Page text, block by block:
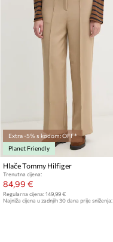
Extra -5% s kodom: OFF*
Planet Friendly
Hlače Tommy Hilfiger
Trenutna cijena:
84,99 €
Regularna cijena:149,99 €
Najniža cijena u zadnjih 30 dana prije sniženja: